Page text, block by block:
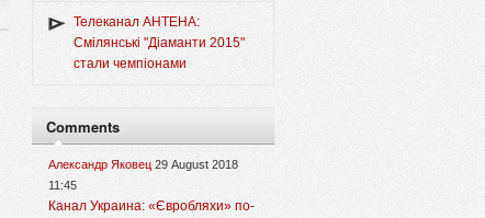
Телеканал АНТЕНА:
Смілянські "Діаманти 2015"
стали чемпіонами
Comments
Александр Яковец 29 August 2018
11:45
Канал Украина: «Євробляхи» по-